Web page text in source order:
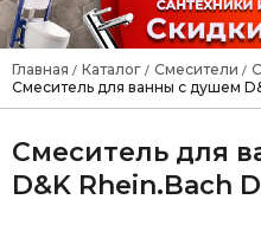
Главная / Каталог / Смесители /
Смеситель для ванны с душем
Смеситель для
D&K Rhein.Bach